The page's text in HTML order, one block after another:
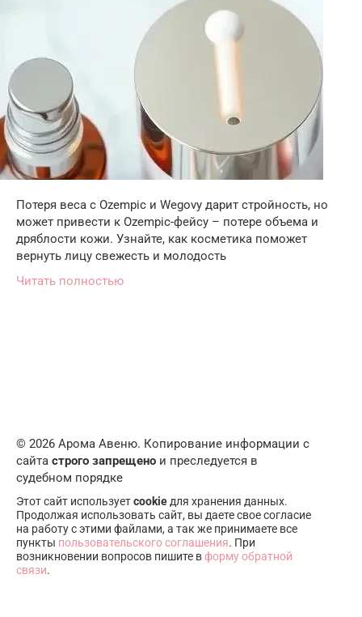
Потеря веса с Ozempic и Wegovy дарит стройность, но
может привести к Ozempic-фейсу – потере объема и
дряблости кожи. Узнайте, как косметика поможет
вернуть лицу свежесть и молодость
Читать полностью
© 2026 Арома Авеню. Копирование информации с
сайта строго запрещено и преследуется в
судебном порядке
Этот сайт используетcookie для хранения данных.
Продолжая использовать сайт, вы даете свое согласие
на работу с этими файлами, а так же принимаете все
пункты пользовательского соглашения. При
возникновении вопросов пишите вформу обратной
связи.